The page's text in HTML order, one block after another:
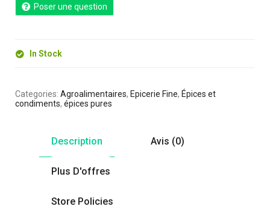
Poser une question
In Stock
Categories: Agroalimentaires, Epicerie Fine, Épices et
condiments, épices pures
Description Avis (0)
Plus D'offres
Store Policies